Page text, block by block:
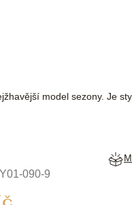
model sezony. Je
090-9